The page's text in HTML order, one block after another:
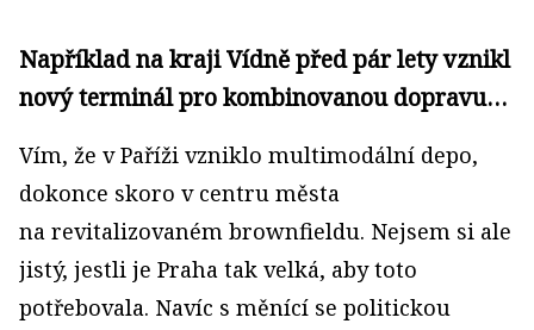
Například na kraji Vídně před pár lety vznikl
nový terminál pro kombinovanou dopravu…
Vím, že v Paříži vzniklo multimodální depo,
dokonce skoro v centru města
na revitalizovaném brownfieldu. Nejsem si ale
jistý, jestli je Praha tak velká, aby toto
potřebovala. Navíc s měnící se politickou